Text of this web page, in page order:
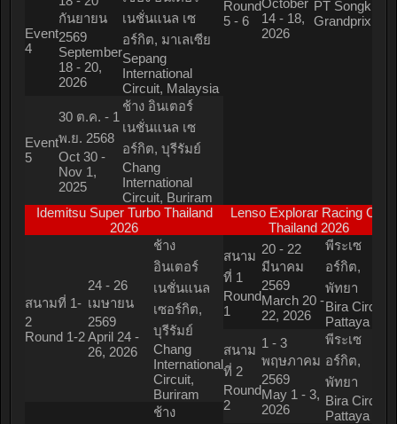
Event
4
กันยายน
2569
September
18 - 20,
2026
เนชั่นแนล เซ
อร์กิต, มาเลเซีย
Sepang
International
Circuit, Malaysia
Event
5
30 ต.ค. - 1
พ.ย. 2568
Oct 30 -
Nov 1,
2025
ช้าง อินเตอร์
เนชั่นแนล เซ
อร์กิต, บุรีรัมย์
Chang
International
Circuit, Buriram
Round
5 - 6
October
14 - 18,
2026
PT Songkhla
Grandprix
Idemitsu Super Turbo Thailand
2026
สนามที่ 1-
2
Round 1-2
24 - 26
เมษายน
2569
April 24 -
26, 2026
ช้าง
อินเตอร์
เนชั่นแนล
เซอร์กิต,
บุรีรัมย์
Chang
International
Circuit,
Buriram
ช้าง
Lenso Explorar Racing Car
Thailand 2026
สนาม
ที่ 1
Round
1
20 - 22
มีนาคม
2569
March 20 -
22, 2026
พีระเซ
อร์กิต,
พัทยา
Bira Circuit,
Pattaya
สนาม
ที่ 2
Round
2
1 - 3
พฤษภาคม
2569
May 1 - 3,
2026
พีระเซ
อร์กิต,
พัทยา
Bira Circuit,
Pattaya